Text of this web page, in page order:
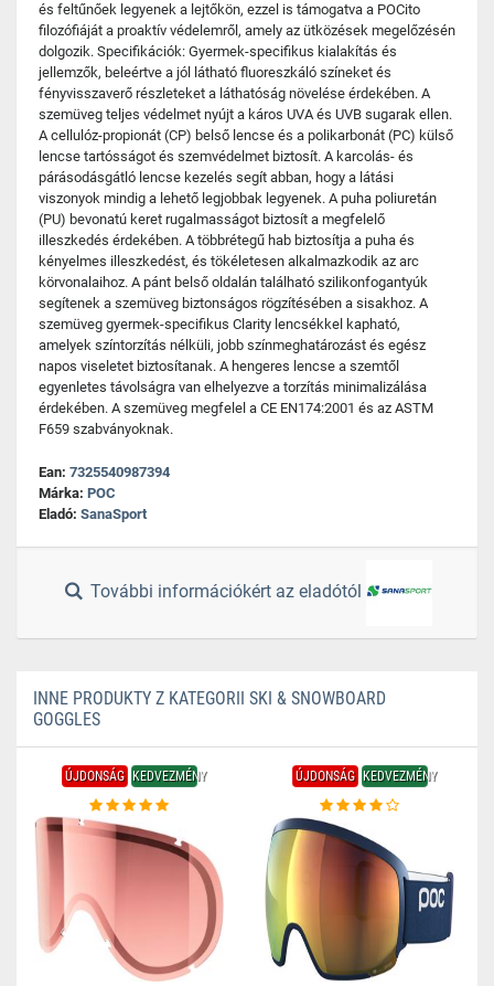
és feltűnőek legyenek a lejtőkön, ezzel is támogatva a POCito
filozófiáját a proaktív védelemről, amely az ütközések megelőzésén
dolgozik. Specifikációk: Gyermek-specifikus kialakítás és
jellemzők, beleértve a jól látható fluoreszkáló színeket és
fényvisszaverő részleteket a láthatóság növelése érdekében. A
szemüveg teljes védelmet nyújt a káros UVA és UVB sugarak ellen.
A cellulóz-propionát (CP) belső lencse és a polikarbonát (PC) külső
lencse tartósságot és szemvédelmet biztosít. A karcolás- és
párásodásgátló lencse kezelés segít abban, hogy a látási
viszonyok mindig a lehető legjobbak legyenek. A puha poliuretán
(PU) bevonatú keret rugalmasságot biztosít a megfelelő
illeszkedés érdekében. A többrétegű hab biztosítja a puha és
kényelmes illeszkedést, és tökéletesen alkalmazkodik az arc
körvonalaihoz. A pánt belső oldalán található szilikonfogantyúk
segítenek a szemüveg biztonságos rögzítésében a sisakhoz. A
szemüveg gyermek-specifikus Clarity lencsékkel kapható,
amelyek színtorzítás nélküli, jobb színmeghatározást és egész
napos viseletet biztosítanak. A hengeres lencse a szemtől
egyenletes távolságra van elhelyezve a torzítás minimalizálása
érdekében. A szemüveg megfelel a CE EN174:2001 és az ASTM
F659 szabványoknak.
Ean: 7325540987394
Márka: POC
Eladó: SanaSport
További információkért az eladótól
INNE PRODUKTY Z KATEGORII SKI & SNOWBOARD
GOGGLES
ÚJDONSÁG KEDVEZMÉNY ÚJDONSÁG KEDVEZMÉNY